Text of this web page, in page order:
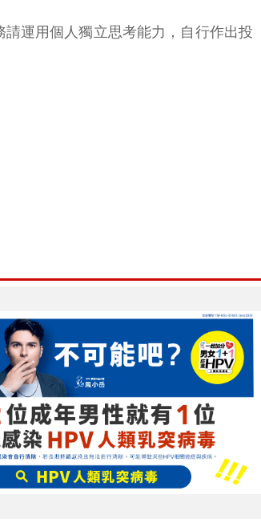
運用個人獨立思考能力，自行作出投